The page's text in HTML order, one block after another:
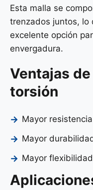
Esta malla se
trenzados juntos, lo
excelente opción
envergadura.
Ventajas
torsión
Mayor resistencia
Mayor
Mayor flexibilidad